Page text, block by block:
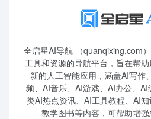
全启星AI导航 （quanqixing.com
工具和资源的导航平台，旨在帮
新的人工智能应用，涵盖AI写作
频、AI音乐、AI游戏、AI办公、
类AI热点资讯、AI工具教程、AI
教学图书等内容，可帮助增强